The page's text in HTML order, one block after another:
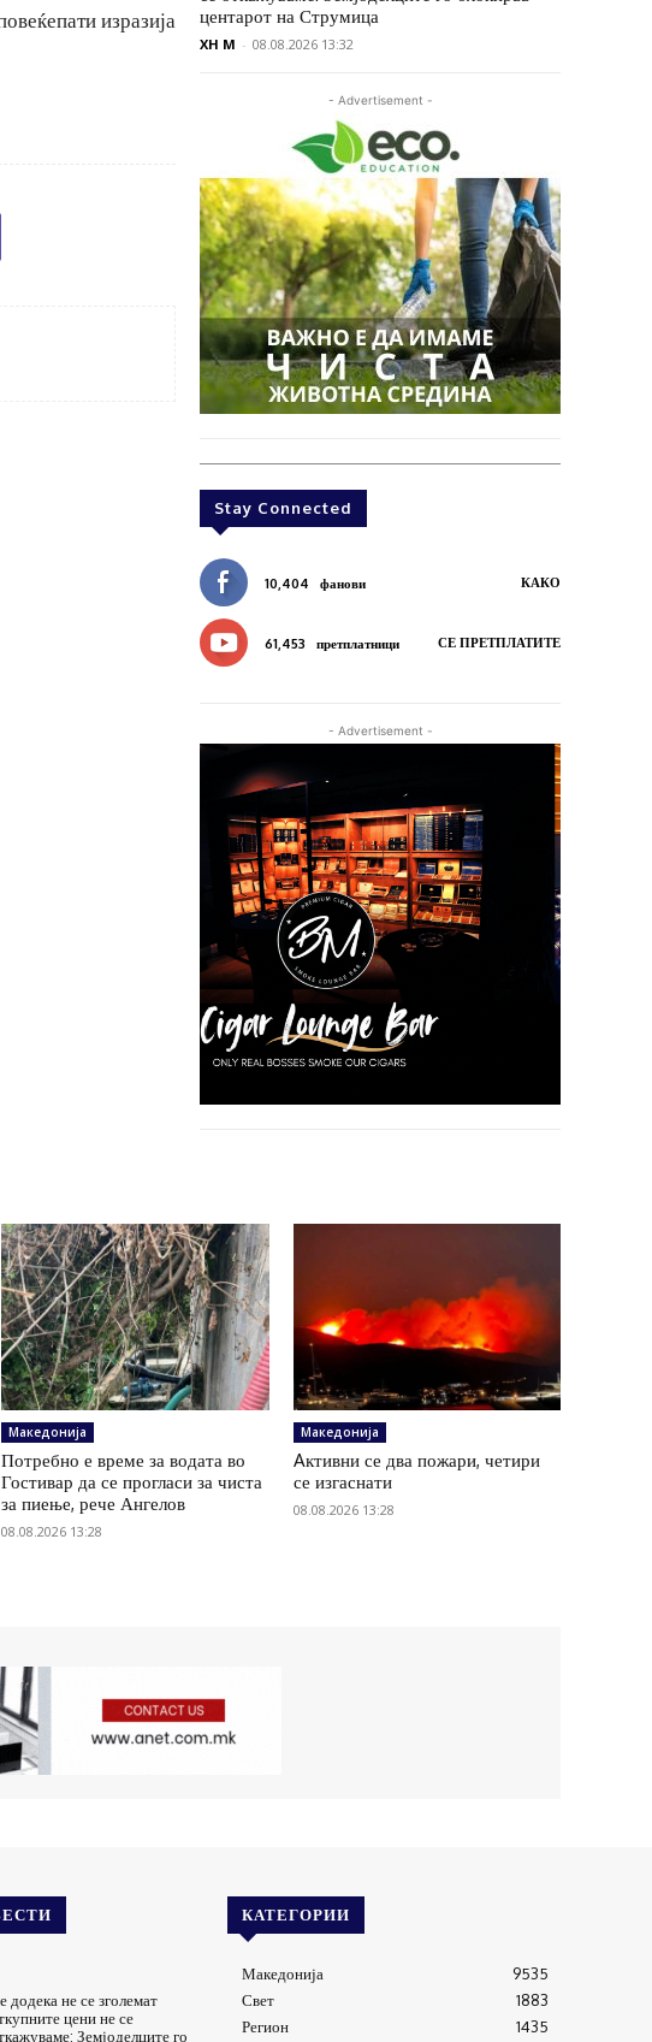
изразија
центарот на Струмица
XH M - 08.08.2026 13:32
- Advertisement -
Stay Connected
10,404 фанови КАКО
61,453 претплатници СЕ ПРЕТПЛАТИТЕ
- Advertisement -
Македонија
Потребно е време за водата во
Гостивар да се прогласи за чиста
за пиење, рече Ангелов
08.08.2026 13:28
Македонија
Aктивни се два пожари, четири
се изгаснати
08.08.2026 13:28
додека не се зголемат
цени не се
Земјоделците го
КАТЕГОРИИ
Македонија
9535
Свет
1883
Регион
1435